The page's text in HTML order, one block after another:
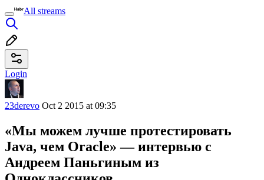
All streams
Login
23derevo Oct 2 2015 at 09:35
«Мы можем лучше протестировать
Java, чем Oracle» — интервью с
Андреем Паньгиным из